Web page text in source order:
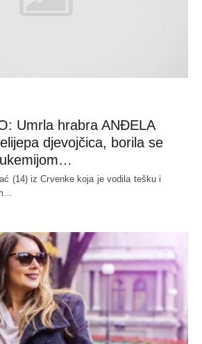
Umrla hrabra ANĐELA
djevojčica, borila se
(14) iz Crvenke koja je vodila tešku i